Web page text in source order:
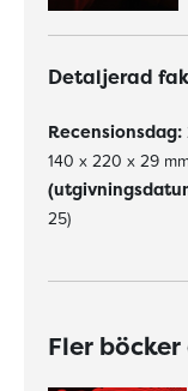
Detaljerad
Recensionsdag:
140 x 220 x 29
25)
Fler